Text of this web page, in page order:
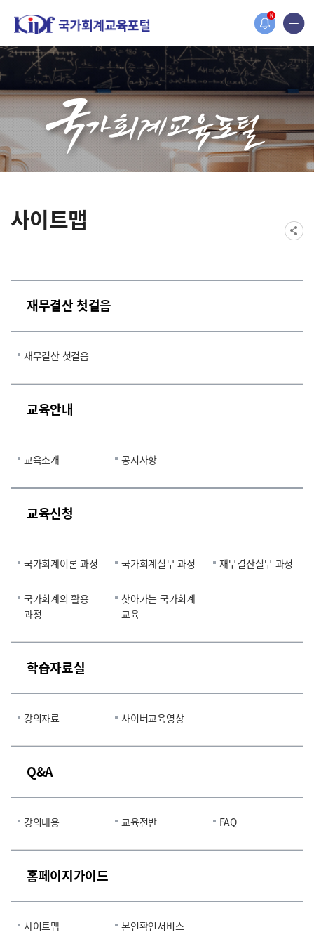
N
홈페이지가 새롭게 개편되었습니다.
한국조세재정연구원홈페이지가 새롭게 개설되었습니다.
사이트맵
재무결산 첫걸음
재무결산 첫걸음
교육안내
교육소개 공지사항
교육신청
국가회계이론 과정 국가회계실무 과정 재무결산실무 과정
국가회계의 활용
과정
찾아가는 국가회계
교육
학습자료실
강의자료 사이버교육영상
Q&A
강의내용 교육전반 FAQ
홈페이지가이드
사이트맵 본인확인서비스